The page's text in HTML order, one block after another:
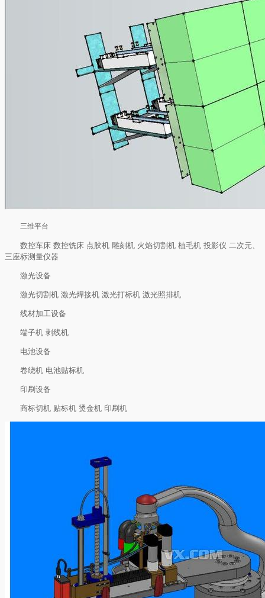
三维平台
数控车床 数控铣床 点胶机 雕刻机 火焰切割机 植毛机 投影仪 二次元、
三座标测量仪器
激光设备
激光切割机 激光焊接机 激光打标机 激光照排机
线材加工设备
端子机 剥线机
电池设备
卷绕机 电池贴标机
印刷设备
商标切机 贴标机 烫金机 印刷机